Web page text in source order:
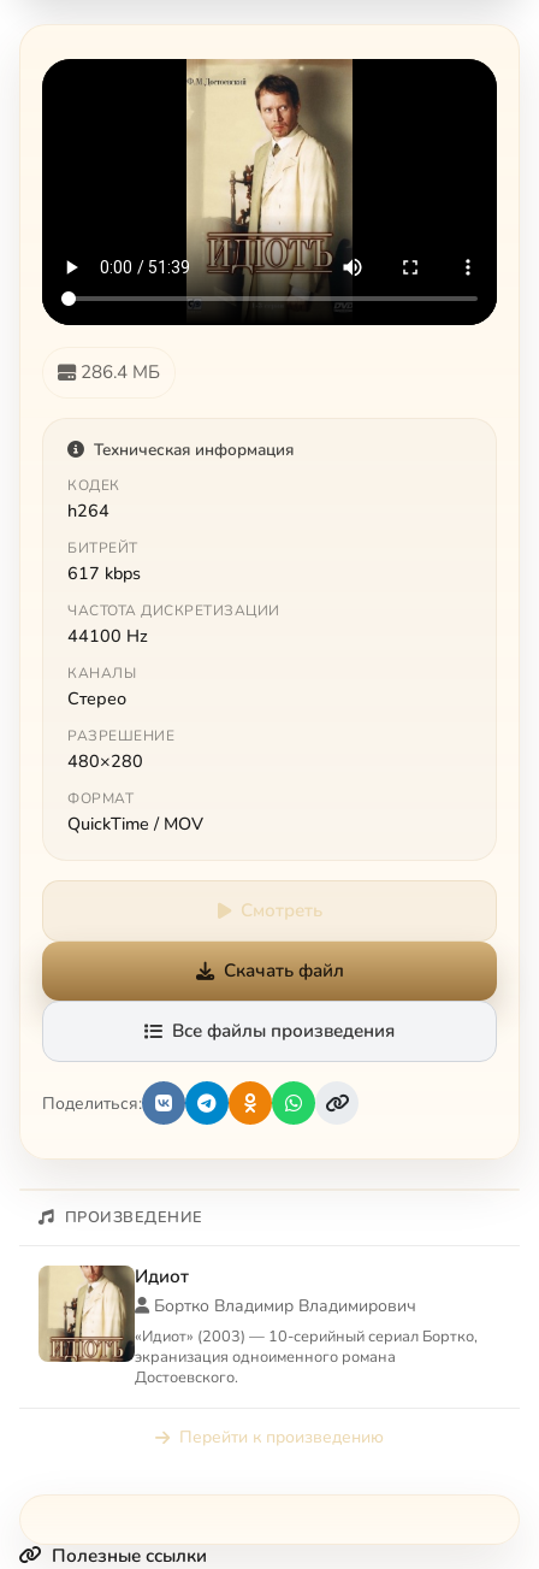
286.4 МБ
Техническая информация
КОДЕК
h264
БИТРЕЙТ
617 kbps
ЧАСТОТА ДИСКРЕТИЗАЦИИ
44100 Hz
КАНАЛЫ
Стерео
РАЗРЕШЕНИЕ
480×280
ФОРМАТ
QuickTime / MOV
Смотреть
Скачать файл
Все файлы произведения
Поделиться:
ПРОИЗВЕДЕНИЕ
Идиот
Бортко Владимир Владимирович
«Идиот» (2003) — 10-серийный сериал Бортко,
экранизация одноименного романа
Достоевского.
Перейти к произведению
Полезные ссылки